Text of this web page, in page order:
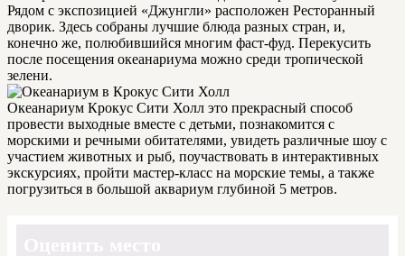
Рядом с экспозицией «Джунгли» расположен Ресторанный
дворик. Здесь собраны лучшие блюда разных стран, и,
конечно же, полюбившийся многим фаст-фуд. Перекусить
после посещения океанариума можно среди тропической
зелени.
Океанариум Крокус Сити Холл это прекрасный способ
провести выходные вместе с детьми, познакомится с
морскими и речными обитателями, увидеть различные шоу с
участием животных и рыб, поучаствовать в интерактивных
экскурсиях, пройти мастер-класс на морские темы, а также
погрузиться в большой аквариум глубиной 5 метров.